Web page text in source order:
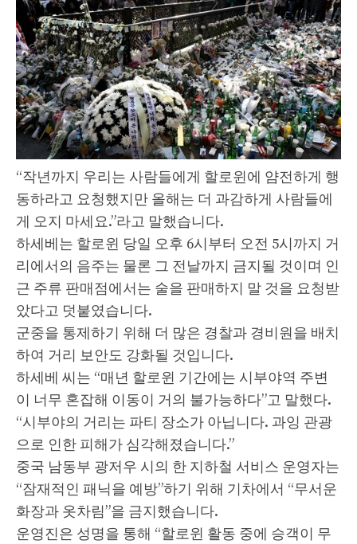
“작년까지 우리는 사람들에게 할로윈에 얌전하게 행
동하라고 요청했지만 올해는 더 과감하게 사람들에
게 오지 마세요.”라고 말했습니다.
하세베는 할로윈 당일 오후 6시부터 오전 5시까지 거
리에서의 음주는 물론 그 전날까지 금지될 것이며 인
근 주류 판매점에서는 술을 판매하지 말 것을 요청받
았다고 덧붙였습니다.
군중을 통제하기 위해 더 많은 경찰과 경비원을 배치
하여 거리 보안도 강화될 것입니다.
하세베 씨는 “매년 할로윈 기간에는 시부야역 주변
이 너무 혼잡해 이동이 거의 불가능하다”고 말했다.
“시부야의 거리는 파티 장소가 아닙니다. 과잉 관광
으로 인한 피해가 심각해졌습니다.”
중국 남동부 광저우 시의 한 지하철 서비스 운영자는
“잠재적인 패닉을 예방”하기 위해 기차에서 “무서운
화장과 옷차림”을 금지했습니다.
운영진은 성명을 통해 “할로윈 활동 중에 승객이 무